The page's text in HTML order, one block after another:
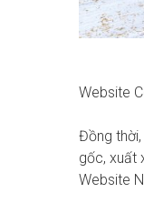
Website
Đồng
gốc, xuất
Website